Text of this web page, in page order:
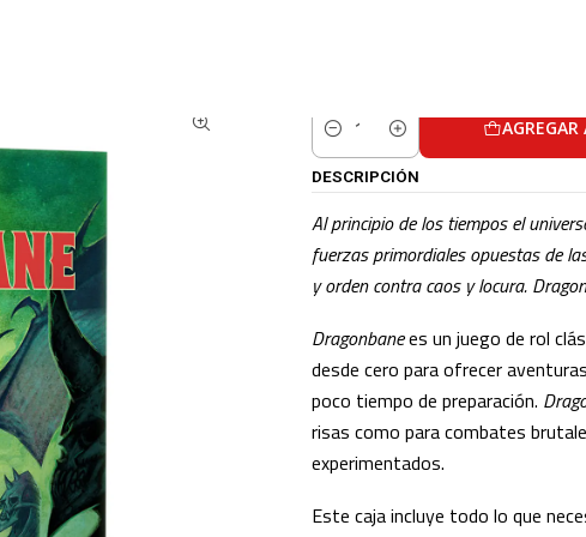
Cantidad
AGREGAR
DESCRIPCIÓN
Al principio de los tiempos el
fuerzas primordiales opuestas de
y orden contra caos y locura.
Dragonbanees un juego de rol
desde cero para ofrecer
poco tiempo de preparación.
risas como para combates
experimentados.
Este caja incluye todo lo que